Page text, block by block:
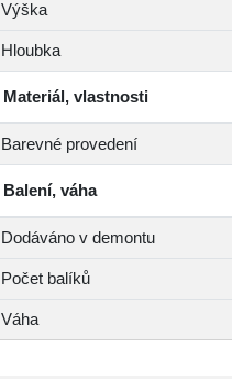
Výška
Hloubka
Materiál, vlastnosti
Barevné provedení
Balení, váha
Dodáváno v demontu
Počet balíků
Váha